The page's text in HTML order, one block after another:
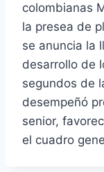
colombianas
la presea de
se anuncia la
desarrollo de
segundos de
desempeñó
senior,
el cuadro